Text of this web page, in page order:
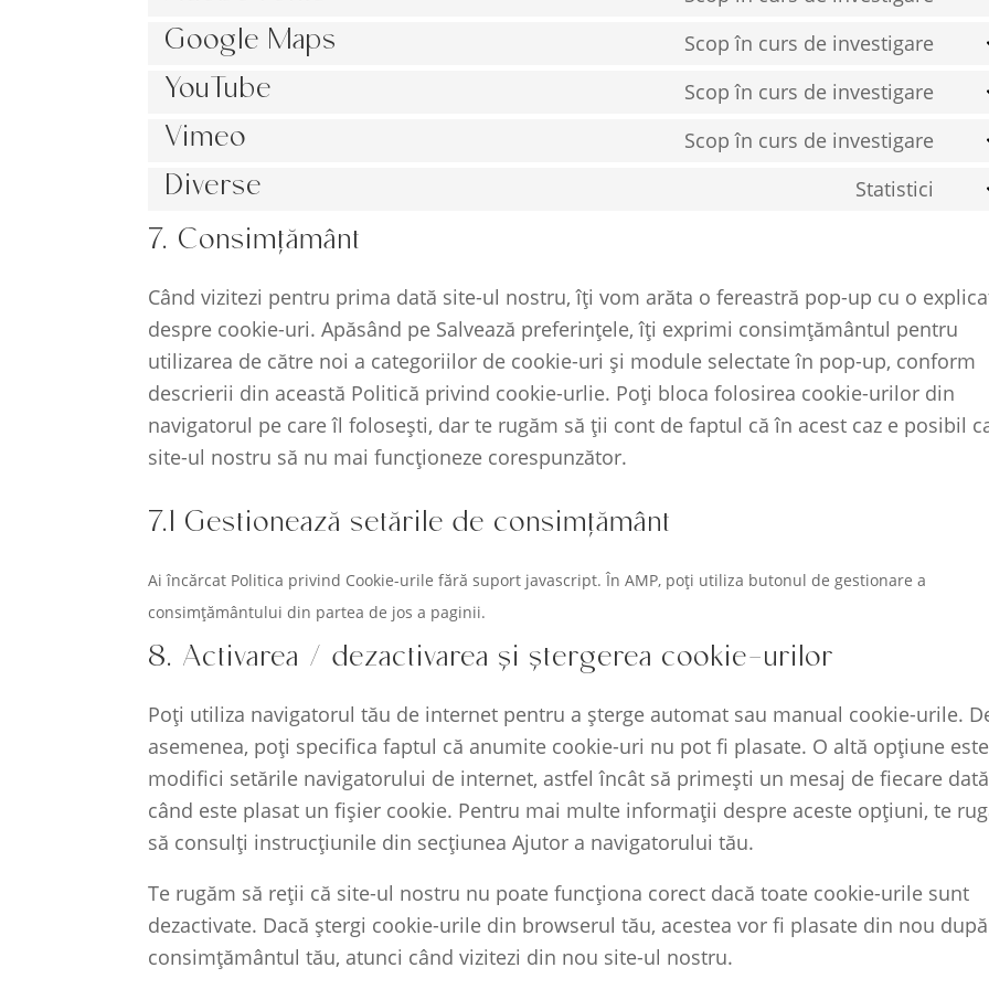
fonts
Google Maps Scop în curs de investigare
YouTube Scop în curs de investigare
Vimeo Scop în curs de investigare
Diverse Statistici
7. Consimţământ
Când vizitezi pentru prima dată site-ul nostru, îți vom arăta o fereastră pop-up cu o
despre cookie-uri. Apăsând pe Salvează preferințele, îți exprimi consimțământul pentru
utilizarea de către noi a categoriilor de cookie-uri și module selectate în pop-up, conform
descrierii din această Politică privind cookie-urlie. Poți bloca folosirea cookie-urilor din
navigatorul pe care îl folosești, dar te rugăm să ții cont de faptul că în acest caz e posibil
site-ul nostru să nu mai funcționeze corespunzător.
7.1 Gestionează setările de consimțământ
Ai încărcat Politica privind Cookie-urile fără suport javascript. În AMP, poți utiliza butonul de gestionare a
consimțământului din partea de jos a paginii.
8. Activarea / dezactivarea și ștergerea cookie-urilor
Poți utiliza navigatorul tău de internet pentru a șterge automat sau manual cookie-urile.
asemenea, poți specifica faptul că anumite cookie-uri nu pot fi plasate. O altă opțiune
modifici setările navigatorului de internet, astfel încât să primești un mesaj de fiecare dată
când este plasat un fișier cookie. Pentru mai multe informații despre aceste opțiuni, te
să consulți instrucțiunile din secțiunea Ajutor a navigatorului tău.
Te rugăm să reții că site-ul nostru nu poate funcționa corect dacă toate cookie-urile sunt
dezactivate. Dacă ștergi cookie-urile din browserul tău, acestea vor fi plasate din nou după
consimțământul tău, atunci când vizitezi din nou site-ul nostru.